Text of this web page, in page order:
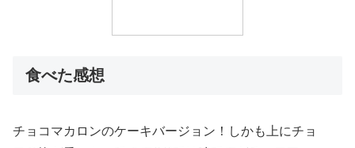
食べた感想
チョコマカロンのケーキバージョン！しかも上にチョ